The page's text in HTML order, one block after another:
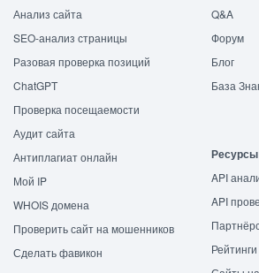
Анализ сайта
SEO-анализ страницы
Разовая проверка позиций
ChatGPT
Проверка посещаемости
Аудит сайта
Антиплагиат онлайн
Мой IP
WHOIS домена
Проверить сайт на мошенников
Сделать фавикон
Q&A
Форум
Блог
База
Ресурсы
API
API